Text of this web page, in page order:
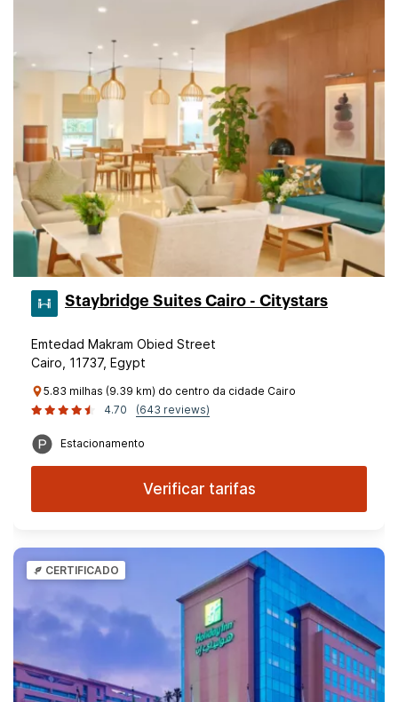
Staybridge Suites Cairo - Citystars
Emtedad Makram Obied Street
Cairo, 11737, Egypt
5.83 milhas (9.39 km) do centro da cidade Cairo
4.70
(643 reviews)
Estacionamento
Verificar tarifas
CERTIFICADO